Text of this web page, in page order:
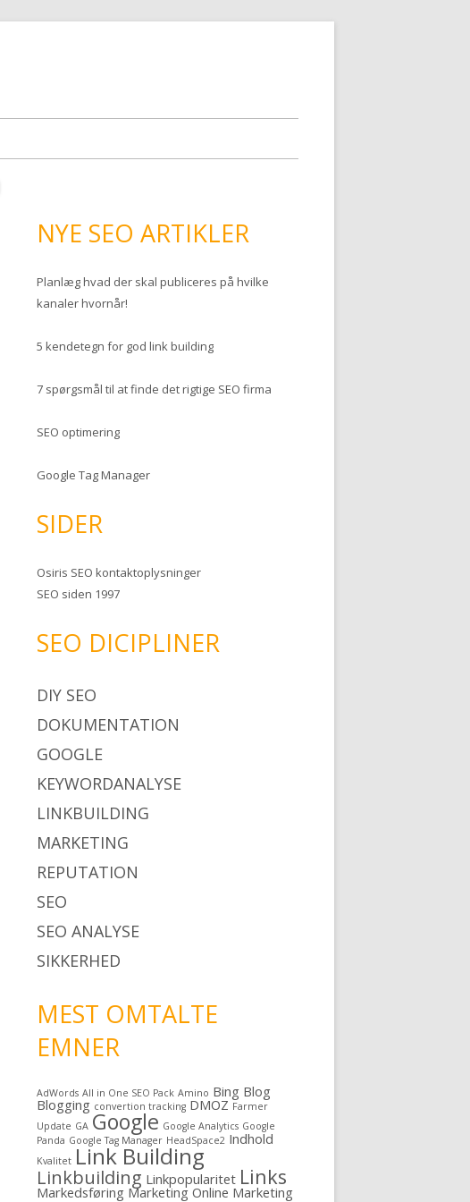
NYE SEO ARTIKLER
Planlæg hvad der skal publiceres på hvilke
kanaler hvornår!
5 kendetegn for god link building
7 spørgsmål til at finde det rigtige SEO firma
SEO optimering
Google Tag Manager
SIDER
Osiris SEO kontaktoplysninger
SEO siden 1997
SEO DICIPLINER
DIY SEO
DOKUMENTATION
GOOGLE
KEYWORDANALYSE
LINKBUILDING
MARKETING
REPUTATION
SEO
SEO ANALYSE
SIKKERHED
MEST OMTALTE
EMNER
AdWords All in One SEO Pack Amino Bing Blog
Blogging convertion tracking DMOZ Farmer
Update GA Google Google Analytics Google
Panda Google Tag Manager HeadSpace2 Indhold
Kvalitet Link Building
Linkbuilding Linkpopularitet Links
Markedsføring Marketing Online Marketing